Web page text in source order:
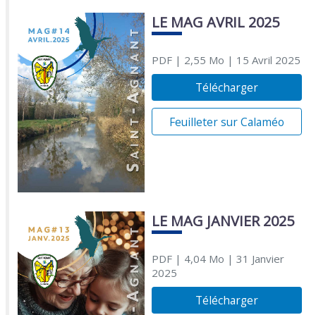
LE MAG AVRIL 2025
PDF| 2,55 Mo | 15 Avril 2025
Télécharger
Feuilleter sur Calaméo
LE MAG JANVIER 2025
PDF| 4,04 Mo | 31 Janvier
2025
Télécharger